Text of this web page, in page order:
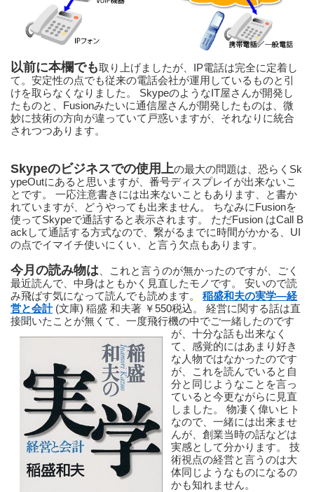
以前に本欄でも取り上げましたが、IP電話は完全に定着し
て。安定性の点でも従来の電話会社が運用しているものと引
けを取らなくなりました。 SkypeのようなIT屋さんが開発し
たものと、Fusionみたいに通信屋さんが開発したものは、微
妙に技術の方向が違っていて戸惑いますが、それなりに統合
されつつあります。
Skypeのビジネスでの使用上の最大の問題は、恐らくSk
ypeOutにあると思いますが、番号ディスプレイが出来ないこ
とです。 一応注意書きには出来ないこともあります、と書か
れていますが、どうやっても出来ません。 ちなみにFusionを
使ってSkypeで通話すると表示されます。 ただFusion はCall B
ackして通話する方式なので、繋がるまでに時間がかかる、UI
の点でイマイチ使いにくい、と言う欠点もあります。
今月の読み物は 、これと言うのが無かったのですが、ごく
最近読んで、中身はともかく見直したモノです。 安いので読
み飛ばす気になって読んでも読めます。 稲盛和夫の実学―経
営と会計 (文庫) 稲盛 和夫著 ￥550税込。 経営に関する話は直
接聞いたことが無くて、一度飛行機の中でご一緒したのです
が、十分な話も出来なく
て、感覚的にはあまり好き
な人物ではなかったのです
が、これを読んでいると自
分と同じようなことを言っ
ていると今更ながらに見直
しました。 物凄く偉いヒト
なので、一緒には出来ませ
んが、創業当時の話などは
実感として分かります。 技
術視点の経営と言うのは大
体同じようなものになるの
かも知れません。